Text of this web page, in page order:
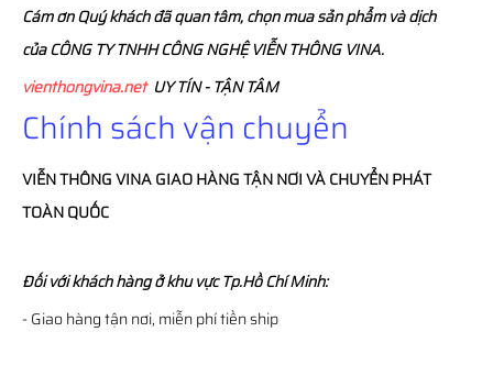
Cám ơn Quý khách đã quan tâm, chọn mua sản phẩm và dịch
của CÔNG TY TNHH CÔNG NGHỆ VIỄN THÔNG VINA.
vienthongvina.netUY TÍN - TẬN TÂM
Chính sách vận chuyển
VIỄN THÔNGVINAGIAO HÀNG TẬN NƠI VÀ CHUYỂN PHÁT
TOÀN QUỐC
Đối với khách hàng ở khu vực Tp.Hồ Chí Minh:
- Giao hàng tận nơi, miễn phí tiền ship